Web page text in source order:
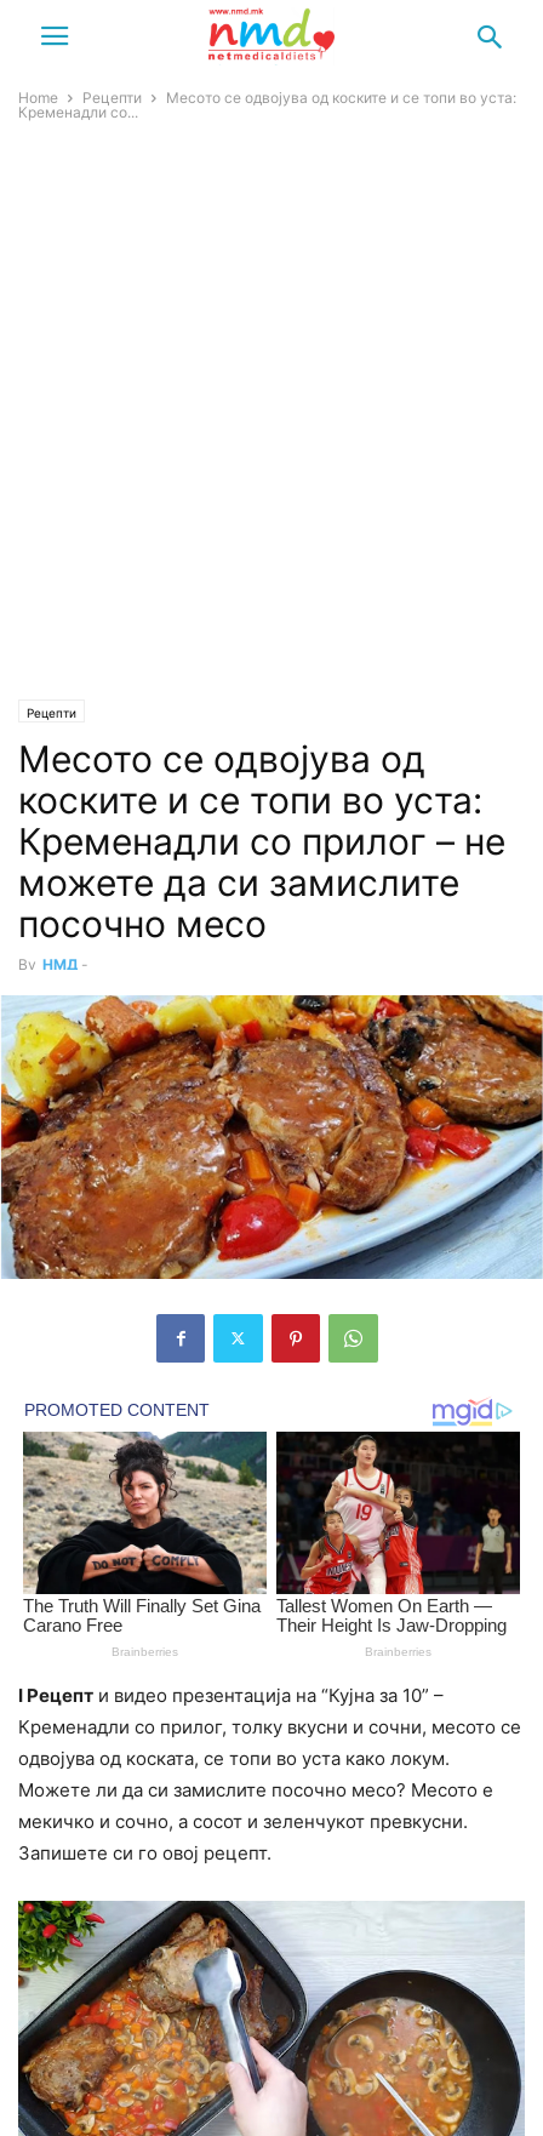
Home Рецепти
Месото се одвојува од коските и се топи во уста:
Кременадли со...
Рецепти
Месото се одвојува од
коските и се топи во уста:
Кременадли со прилог – не
можете да си замислите
посочно месо
By НМД -
I Рецепт и видео презентација на “Кујна за 10” –
Кременадли со прилог, толку вкусни и сочни, месото се
одвојува од коската, се топи во уста како локум.
Можете ли да си замислите посочно месо? Месото е
мекичко и сочно, а сосот и зеленчукот превкусни.
Запишете си го овој рецепт.